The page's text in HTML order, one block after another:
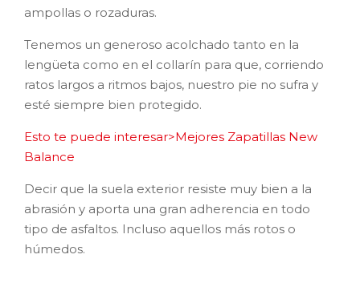
ampollas o rozaduras.
Tenemos un generoso acolchado tanto en la
lengüeta como en el collarín para que, corriendo
ratos largos a ritmos bajos, nuestro pie no sufra y
esté siempre bien protegido.
Esto te puede interesar>Mejores Zapatillas New
Balance
Decir que la suela exterior resiste muy bien a la
abrasión y aporta una gran adherencia en todo
tipo de asfaltos. Incluso aquellos más rotos o
húmedos.